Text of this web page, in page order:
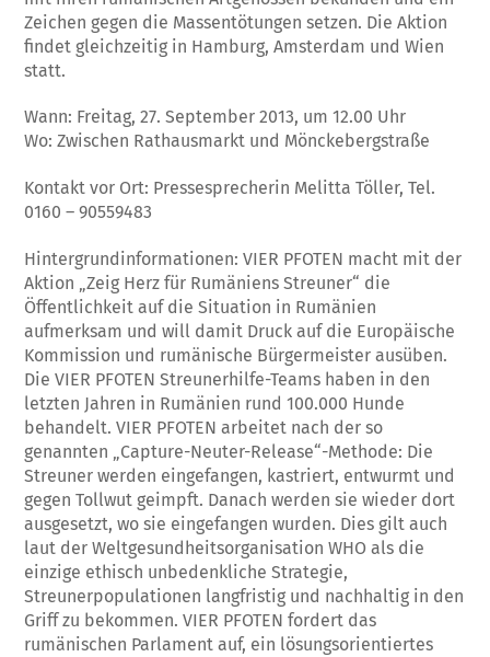
Zeichen gegen die Massentötungen setzen. Die Aktion
findet gleichzeitig in Hamburg, Amsterdam und Wien
statt.
Wann: Freitag, 27. September 2013, um 12.00 Uhr
Wo: Zwischen Rathausmarkt und Mönckebergstraße
Kontakt vor Ort: Pressesprecherin Melitta Töller, Tel.
0160 – 90559483
Hintergrundinformationen: VIER PFOTEN macht mit der
Aktion „Zeig Herz für Rumäniens Streuner“ die
Öffentlichkeit auf die Situation in Rumänien
aufmerksam und will damit Druck auf die Europäische
Kommission und rumänische Bürgermeister ausüben.
Die VIER PFOTEN Streunerhilfe-Teams haben in den
letzten Jahren in Rumänien rund 100.000 Hunde
behandelt. VIER PFOTEN arbeitet nach der so
genannten „Capture-Neuter-Release“-Methode: Die
Streuner werden eingefangen, kastriert, entwurmt und
gegen Tollwut geimpft. Danach werden sie wieder dort
ausgesetzt, wo sie eingefangen wurden. Dies gilt auch
laut der Weltgesundheitsorganisation WHO als die
einzige ethisch unbedenkliche Strategie,
Streunerpopulationen langfristig und nachhaltig in den
Griff zu bekommen. VIER PFOTEN fordert das
rumänischen Parlament auf, ein lösungsorientiertes